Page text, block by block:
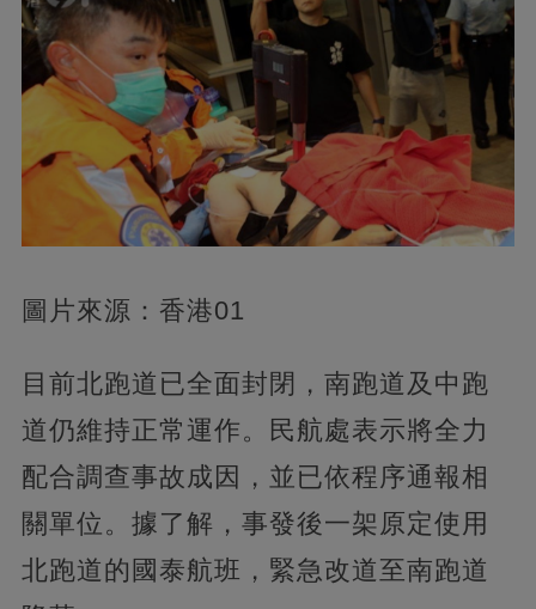
圖片來源：香港01
目前北跑道已全面封閉，南跑道及中跑
道仍維持正常運作。民航處表示將全力
配合調查事故成因，並已依程序通報相
關單位。據了解，事發後一架原定使用
北跑道的國泰航班，緊急改道至南跑道